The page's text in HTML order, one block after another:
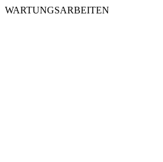
WARTUNGSARBEITEN